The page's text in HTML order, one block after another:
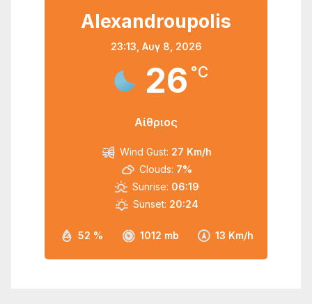
Alexandroupolis
23:13, Αυγ 8, 2026
26 °C
Αίθριος
52 % 1012 mb 13 Km/h
Wind Gust: 27 Km/h
Clouds: 7%
Sunrise: 06:19
Sunset: 20:24